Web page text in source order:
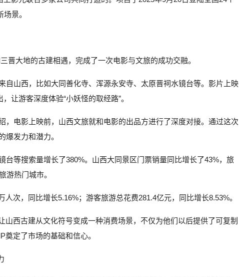
景。
晋大地的古建相遇，完成了一次电影与文旅的成功交融。
自山西，比如大同善化寺、浑源永安寺、太原晋祠水镜台等。影片上映
让游客深度体验“小妖怪的取经路”。
，电影上映前，山西文旅就和电影的出品方进行了深度对接。通过这次
爆发力和潜力。
台等搜索量增长了380%。山西大同景区门票销量同比增长了43%，旅
游热门城市。
次，同比增长5.16%；游客旅游总花费281.4亿元，同比增长8.53%。
西古建从文化符号变成一种消费场景，不仅为他们以后提供了可复制
定了市场的基础和信心。